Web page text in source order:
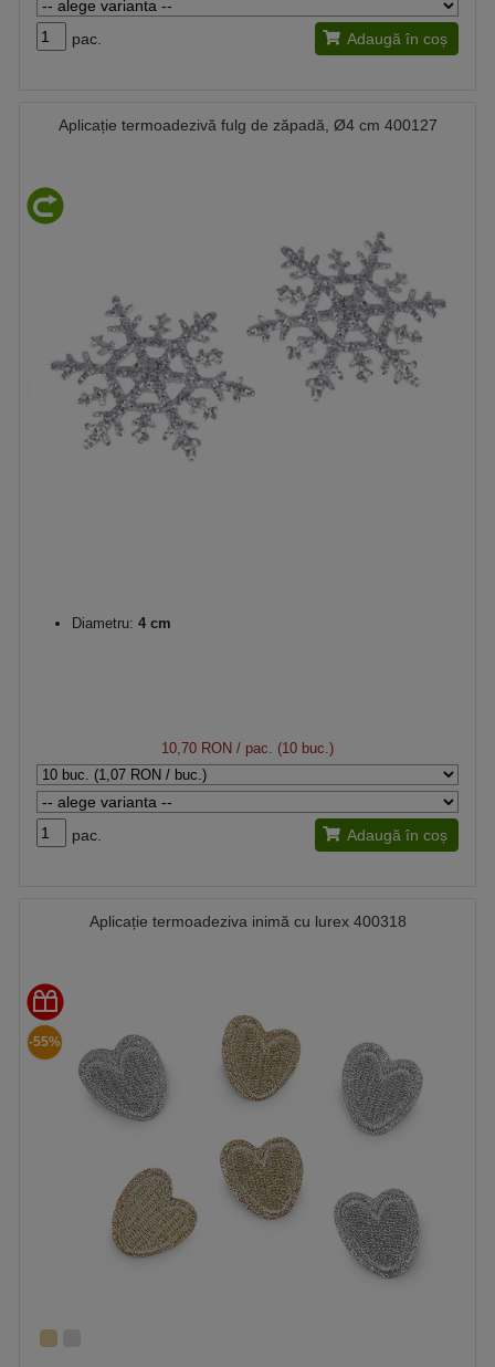
pac. Adaugă în coș
Aplicație termoadezivă fulg de zăpadă, Ø4 cm 400127
Diametru: 4 cm
10,70 RON / pac. (10 buc.)
pac. Adaugă în coș
Aplicație termoadeziva inimă cu lurex 400318
-55%